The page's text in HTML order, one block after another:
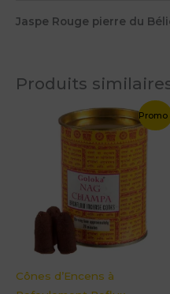
Jaspe Rouge pierre du
Produits
Promo
Cônes d’Encens à
prix
initial
était :
Le
prix
actuel
est :
1,50 €.